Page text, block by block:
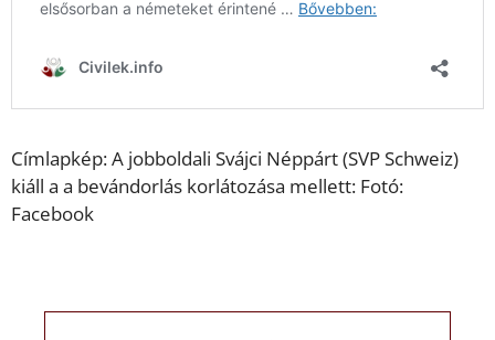
Címlapkép: A jobboldali Svájci Néppárt (SVP Schweiz)
kiáll a a bevándorlás korlátozása mellett: Fotó:
Facebook